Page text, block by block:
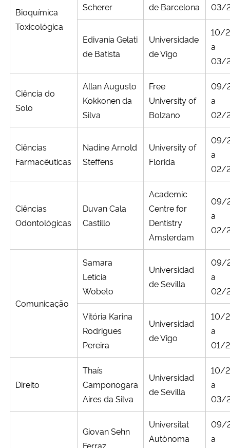
Bioquímica
Toxicológica
Scherer
de Barcelona
03/
Edivania Gelati
de Batista
Universidade
de Vigo
10/
a
03/
Ciência do
Solo
Allan Augusto
Kokkonen da
Silva
Free
University of
Bolzano
09/
a
02/
Ciências
Farmacêuticas
Nadine Arnold
Steffens
University of
Florida
09/
a
02/
Ciências
Odontológicas
Duvan Cala
Castillo
Academic
Centre for
Dentistry
Amsterdam
09/
a
02/
Comunicação
Samara
Letícia
Wobeto
Universidad
de Sevilla
09/
a
02/
Vitória Karina
Rodrigues
Pereira
Universidad
de Vigo
10/
a
01/
Direito
Thaís
Camponogara
Aires da Silva
Universidad
de Sevilla
10/
a
03/
Giovan Sehn
Ferraz
Universitat
Autònoma
09/
a